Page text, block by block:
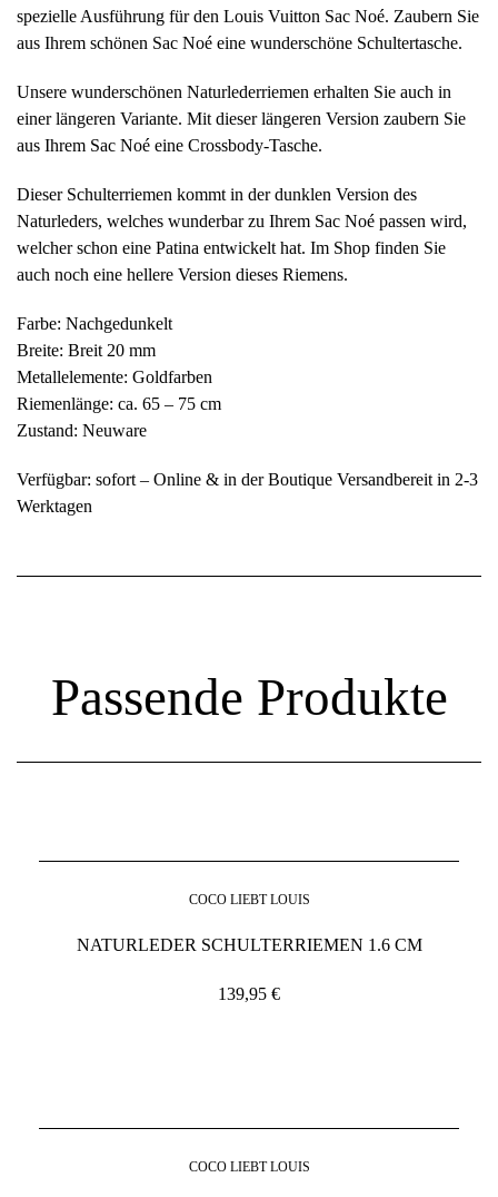
spezielle Ausführung für den Louis Vuitton Sac Noé. Zaubern Sie
aus Ihrem schönen Sac Noé eine wunderschöne Schultertasche.
Unsere wunderschönen Naturlederriemen erhalten Sie auch in
einer längeren Variante. Mit dieser längeren Version zaubern Sie
aus Ihrem Sac Noé eine Crossbody-Tasche.
Dieser Schulterriemen kommt in der dunklen Version des
Naturleders, welches wunderbar zu Ihrem Sac Noé passen wird,
welcher schon eine Patina entwickelt hat. Im Shop finden Sie
auch noch eine hellere Version dieses Riemens.
Farbe: Nachgedunkelt
Breite: Breit 20 mm
Metallelemente: Goldfarben
Riemenlänge: ca. 65 – 75 cm
Zustand: Neuware
Verfügbar: sofort – Online & in der Boutique Versandbereit in 2-3
Werktagen
Passende Produkte
COCO LIEBT LOUIS
NATURLEDER SCHULTERRIEMEN 1.6 CM
139,95 €
COCO LIEBT LOUIS